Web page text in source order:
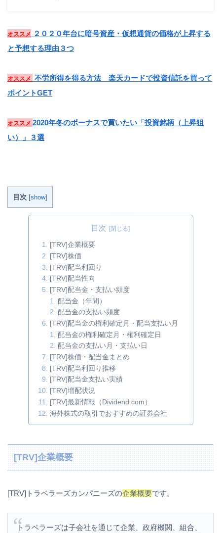
オススメ
２０２０年台に暗号資産・仮想通貨の価格が上昇する
と予想する理由３つ
オススメ
不労所得を得る方法 楽天カードで投資信託を買って
ポイントGET
オススメ 2020年冬のボーナスで買いたい「投資銘柄（上昇狙
い）」３選
目次 [show]
目次
[TRV]企業概要
[TRV]株価
[TRV]配当利回り
[TRV]配当性向
[TRV]配当金・支払い頻度
配当金（年間）
配当金の支払い頻度
[TRV]配当金の権利確定月・配当支払い月
配当金の権利確定月・権利確定日
配当金の支払い月・支払い日
[TRV]株価・配当金まとめ
[TRV]配当利回り推移
[TRV]配当金支払い実績
[TRV]増配状況
[TRV]最新情報（Dividend.com）
海外株式の取引でおすすめの証券会社
[TRV]企業概要
[TRV]トラベラーズカンパニーズの企業概要です。
トラベラーズは子会社を通じて企業、政府機関、組合、